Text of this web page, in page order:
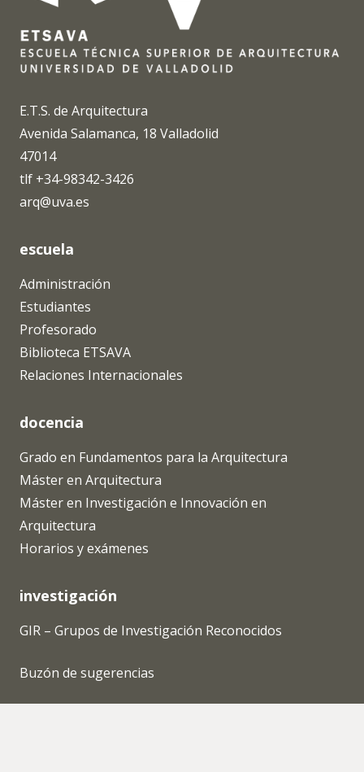
E.T.S. de Arquitectura
Avenida Salamanca, 18 Valladolid
47014
tlf +34-98342-3426
arq@uva.es
escuela
Administración
Estudiantes
Profesorado
Biblioteca ETSAVA
Relaciones Internacionales
docencia
Grado en Fundamentos para la Arquitectura
Máster en Arquitectura
Máster en Investigación e Innovación en
Arquitectura
Horarios y exámenes
investigación
GIR – Grupos de Investigación Reconocidos
Buzón de sugerencias